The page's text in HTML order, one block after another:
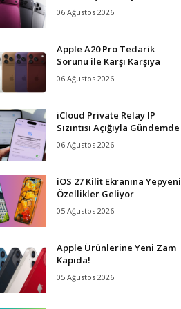
06 Ağustos 2026
Apple A20 Pro Tedarik
Sorunu ile Karşı Karşıya
06 Ağustos 2026
iCloud Private Relay IP
Sızıntısı Açığıyla Gündemde
06 Ağustos 2026
iOS 27 Kilit Ekranına Yepyeni
Özellikler Geliyor
05 Ağustos 2026
Apple Ürünlerine Yeni Zam
Kapıda!
05 Ağustos 2026